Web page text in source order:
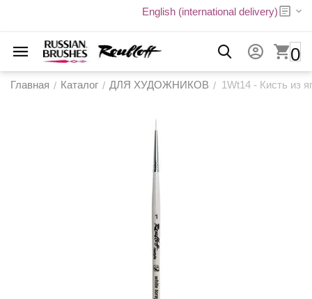
English (international delivery)
0
Главная / Каталог / ДЛЯ ХУДОЖНИКОВ / 1Wt14 - Кисть из